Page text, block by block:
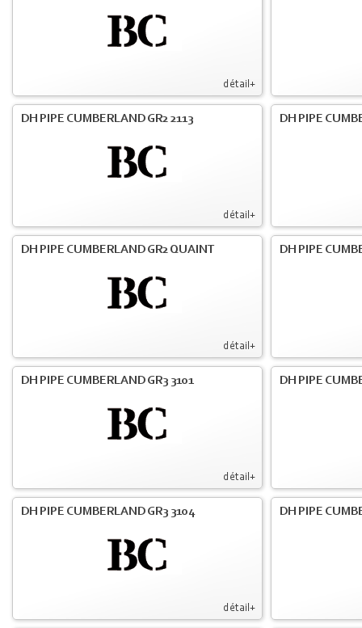
détail+
détail+
DH PIPE CUMBERLAND GR2 2113 DH PIPE
détail+
DH PIPE CUMBERLAND GR2 QUAINT DH PIPE
détail+
DH PIPE CUMBERLAND GR3 3101 DH PIPE
détail+
DH PIPE CUMBERLAND GR3 3104 DH PIPE